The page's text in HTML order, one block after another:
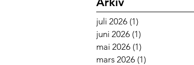
juli 2026 (1)
juni 2026 (1)
mai 2026 (1)
mars 2026 (1)